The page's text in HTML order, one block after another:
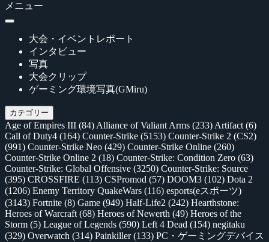
メニュー
大会・イベントレポート
インタビュー
写真
大会クリップ
ゲーミング環境写真(GMiru)
カテゴリー
Age of Empires III (84) Alliance of Valiant Arms (233) Artifact (6)
Call of Duty4 (164) Counter-Strike (5153) Counter-Strike 2 (CS2)
(991) Counter-Strike Neo (429) Counter-Strike Online (260)
Counter-Strike Online 2 (18) Counter-Strike: Condition Zero (63)
Counter-Strike: Global Offensive (3250) Counter-Strike: Source
(395) CROSSFIRE (113) CSPromod (57) DOOM3 (102) Dota 2
(1206) Enemy Territory QuakeWars (116) esports(eスポーツ)
(3143) Fortnite (8) Game (949) Half-Life2 (242) Hearthstone:
Heroes of Warcraft (68) Heroes of Newerth (49) Heroes of the
Storm (5) League of Legends (590) Left 4 Dead (154) negitaku
(329) Overwatch (314) Painkiller(133) PC・ゲーミングデバイス